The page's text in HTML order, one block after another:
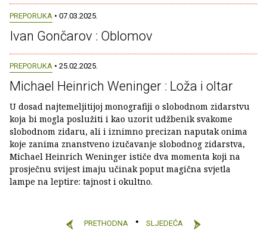
PREPORUKA • 07.03.2025.
Ivan Gončarov : Oblomov
PREPORUKA • 25.02.2025.
Michael Heinrich Weninger : Loža i oltar
U dosad najtemeljitijoj monografiji o slobodnom zidarstvu
koja bi mogla poslužiti i kao uzorit udžbenik svakome
slobodnom zidaru, ali i iznimno precizan naputak onima
koje zanima znanstveno izučavanje slobodnog zidarstva,
Michael Heinrich Weninger ističe dva momenta koji na
prosječnu svijest imaju učinak poput magična svjetla
lampe na leptire: tajnost i okultno.
PRETHODNA SLJEDEĆA